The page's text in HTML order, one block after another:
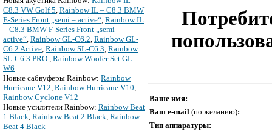
C8.3 VW Golf 5, Rainbow IL – C8.3 BMW
E-Series Front „semi – active“, Rainbow IL
– C8.3 BMW F-Series Front „semi –
active“, Rainbow GL-C6.2, Rainbow GL-
C6.2 Active, Rainbow SL-C6.3, Rainbow
SL-C6.3 PRO , Rainbow Woofer Set GL-
W6
Новые сабвуферы Rainbow: Rainbow
Hurricane V12, Rainbow Hurricane V10,
Rainbow Cyclone V12
Новые усилители Rainbow: Rainbow Beat
1 Black, Rainbow Beat 2 Black, Rainbow
Beat 4 Black
Ваше имя:
Ваш e-mail (по желанию):
Тип аппаратуры: